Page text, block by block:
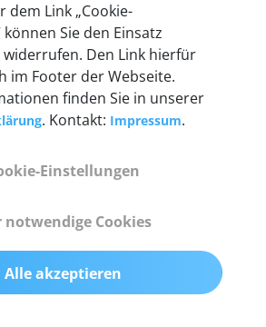
Details &
x 12 mm
dem Link „Cookie-
Sie den Einsatz
Den Link hierfür
im Footer der Webseite.
finden Sie in unserer
. Kontakt: Impressum.
Einstellungen
notwendige Cookies
Alle akzeptieren